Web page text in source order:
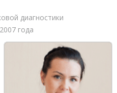
диагностики
года